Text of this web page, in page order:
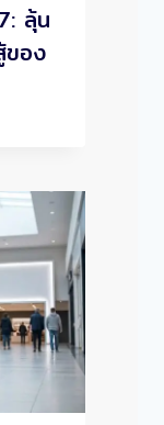
ลุ้น
อง